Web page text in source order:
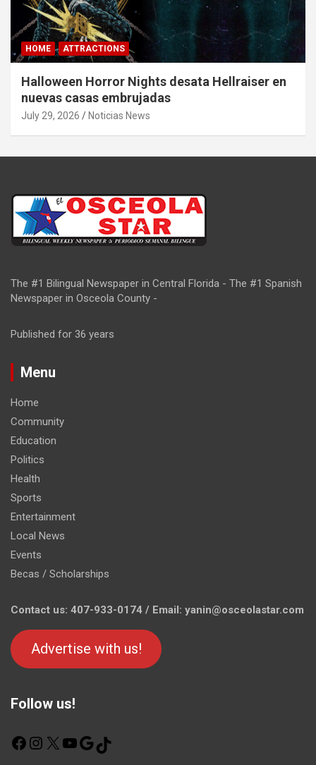
HOME ATTRACTIONS
Halloween Horror Nights desata Hellraiser en
nuevas casas embrujadas
July 29, 2026 Noticias News
The #1 Bilingual Newspaper in Central Florida - The #1 Spanish
Newspaper in Osceola County -
Published for 36 years
Menu
Home
Community
Education
Politics
Health
Sports
Entertainment
Local News
Events
Becas / Scholarships
Contact us: 407-933-0174 / Email: yanin@osceolastar.com
Advertise with us!
Follow us!
F
X
Y
G
o